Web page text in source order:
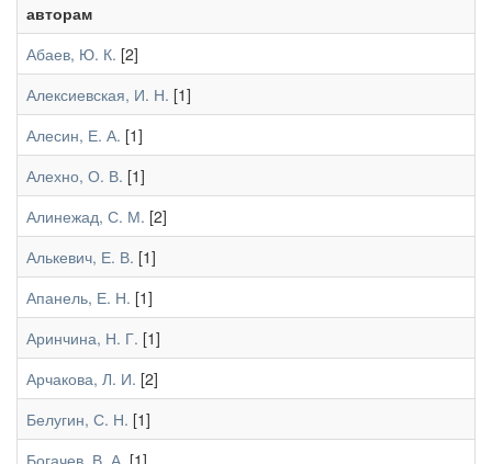
авторам
Абаев, Ю. К. [2]
Алексиевская, И. Н. [1]
Алесин, Е. А. [1]
Алехно, О. В. [1]
Алинежад, С. М. [2]
Алькевич, Е. В. [1]
Апанель, Е. Н. [1]
Аринчина, Н. Г. [1]
Арчакова, Л. И. [2]
Белугин, С. Н. [1]
Богачев, В. А. [1]